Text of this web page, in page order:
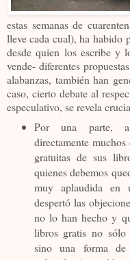
estas semanas de
lleve cada cual), ha habido
desde quien los escribe y
vende- diferentes
alabanzas, también han
caso, cierto debate al
especulativo, se revela
Por una parte,
directamente
gratuitas de sus
quienes debemos
muy aplaudida en
despertó las
no lo han hecho y
libros gratis no sólo
sino una forma de